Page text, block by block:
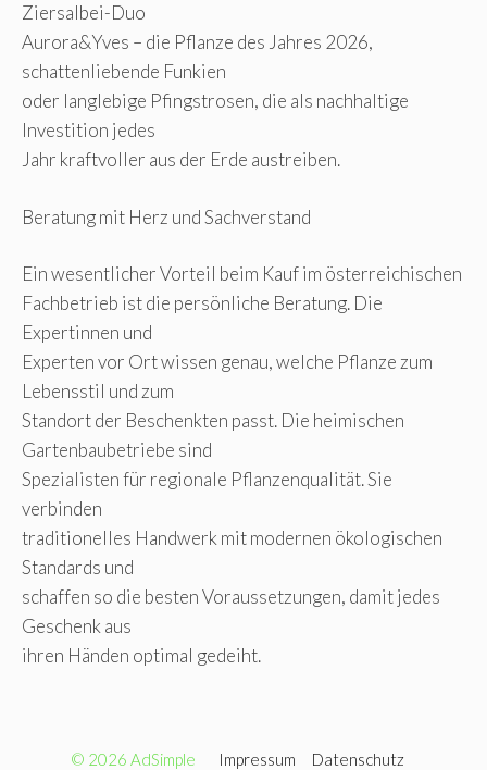
Ziersalbei-Duo
Aurora&Yves – die Pflanze des Jahres 2026,
schattenliebende Funkien
oder langlebige Pfingstrosen, die als nachhaltige
Investition jedes
Jahr kraftvoller aus der Erde austreiben.
Beratung mit Herz und Sachverstand
Ein wesentlicher Vorteil beim Kauf im österreichischen
Fachbetrieb ist die persönliche Beratung. Die
Expertinnen und
Experten vor Ort wissen genau, welche Pflanze zum
Lebensstil und zum
Standort der Beschenkten passt. Die heimischen
Gartenbaubetriebe sind
Spezialisten für regionale Pflanzenqualität. Sie
verbinden
traditionelles Handwerk mit modernen ökologischen
Standards und
schaffen so die besten Voraussetzungen, damit jedes
Geschenk aus
ihren Händen optimal gedeiht.
© 2026 AdSimple Impressum Datenschutz